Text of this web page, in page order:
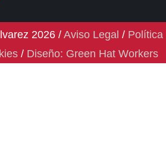
2026 / Aviso Legal / Política
/ Diseño: Green Hat Workers